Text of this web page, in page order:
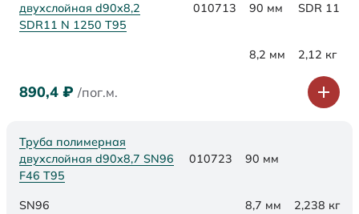
двухслойная d90x8,2
SDR11 N 1250 Т95
010713 90 мм SDR 11
8,2 мм 2,12 кг
890,4 ₽ /пог.м.
Труба полимерная
двухслойная d90х8,7 SN96
F46 Т95
010723 90 мм
SN96 8,7 мм 2,238 кг